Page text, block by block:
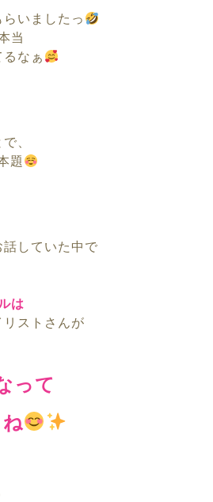
いましたっ
当
なぁ
、
題
していた中で
は
ストさんが
って